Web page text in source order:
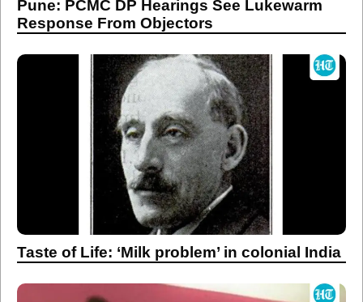
Pune: PCMC DP Hearings See Lukewarm
Response From Objectors
Taste of Life: ‘Milk problem’ in colonial India